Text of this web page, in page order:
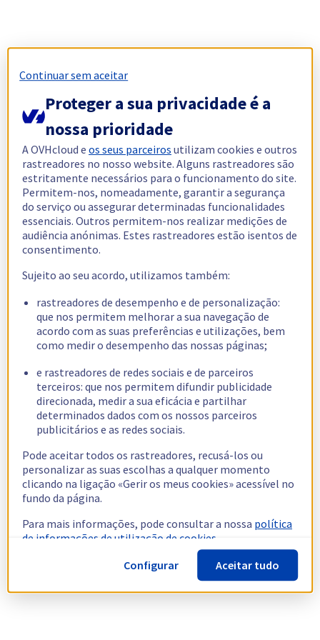
Continuar sem aceitar
Proteger a sua privacidade é a
nossa prioridade
A OVHcloud eos seus parceiros utilizam cookies e outros
rastreadores no nosso website. Alguns rastreadores são
estritamente necessários para o funcionamento do site.
Permitem-nos, nomeadamente, garantir a segurança
do serviço ou assegurar determinadas funcionalidades
essenciais. Outros permitem-nos realizar medições de
audiência anónimas. Estes rastreadores estão isentos de
consentimento.
Sujeito ao seu acordo, utilizamos também:
rastreadores de desempenho e de personalização:
que nos permitem melhorar a sua navegação de
acordo com as suas preferências e utilizações, bem
como medir o desempenho das nossas páginas;
e rastreadores de redes sociais e de parceiros
terceiros: que nos permitem difundir publicidade
direcionada, medir a sua eficácia e partilhar
determinados dados com os nossos parceiros
publicitários e as redes sociais.
Pode aceitar todos os rastreadores, recusá-los ou
personalizar as suas escolhas a qualquer momento
clicando na ligação «Gerir os meus cookies» acessível no
fundo da página.
Para mais informações, pode consultar a nossa política
de informações de utilização de cookies.
Configurar
Aceitar tudo